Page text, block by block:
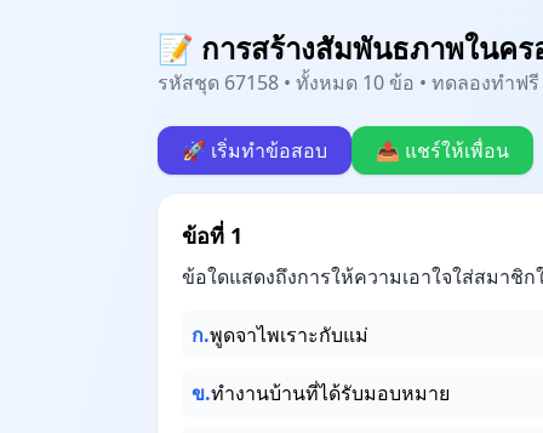
📝 การสร้างสัมพันธภาพในค
รหัสชุด 67158 • ทั้งหมด 10 ข้อ • ทดลองทำฟ
🚀 เริ่มทำข้อสอบ 📤 แชร์ให้เพื่อน
ข้อที่ 1
ข้อใดแสดงถึงการให้ความเอาใจใส่สมาชิ
ก.พูดจาไพเราะกับแม่
ข.ทำงานบ้านที่ได้รับมอบหมาย